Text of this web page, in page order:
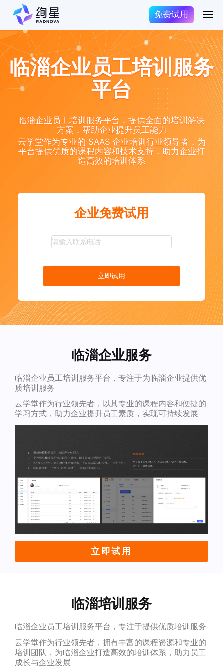
免费试用
临淄企业员工培训服务
平台
临淄企业员工培训服务平台，提供全面的培训解决
方案，帮助企业提升员工能力
云学堂作为专业的 SAAS 企业培训行业领导者，为
平台提供优质的课程内容和技术支持，助力企业打
造高效的培训体系
企业免费试用
立即试用
临淄企业服务
临淄企业员工培训服务平台，专注于为临淄企业提供优
质培训服务
云学堂作为行业领先者，以其专业的课程内容和便捷的
学习方式，助力企业提升员工素质，实现可持续发展
立即试用
临淄培训服务
临淄企业员工培训服务平台，专注于提供优质培训服务
云学堂作为行业领先者，拥有丰富的课程资源和专业的
培训团队，为临淄企业打造高效的培训体系，助力员工
成长与企业发展